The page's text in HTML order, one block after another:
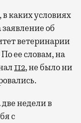
каких условиях
об
ветеринарии
ее словам, на
112, не было ни
недели в
с